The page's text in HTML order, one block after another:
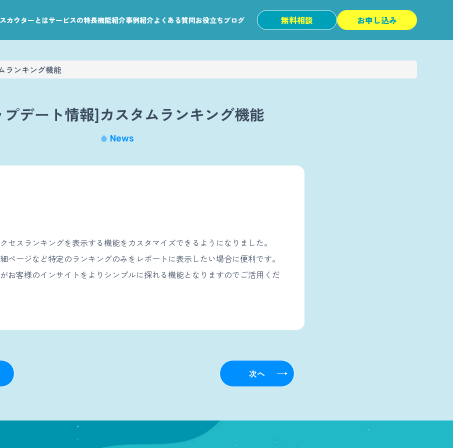
カウターとはサービスの特長機能紹介事例紹介よくある質問お役立ちブログ 無料相談 お申し込み
ランキング機能
プデート情報]カスタムランキング機能
News
セスランキングを表示する機能をカスタマイズできるようになりました。
ページなど特定のランキングのみをレポートに表示したい場合に便利です。
お客様のインサイトをよりシンプルに探れる機能となりますのでご活用くだ
次へ